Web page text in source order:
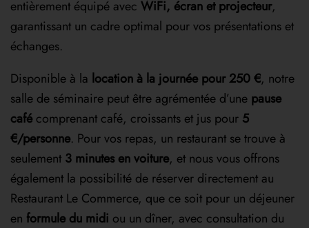
entièrement équipé avec WiFi, écran et projecteur,
garantissant un cadre optimal pour vos présentations et
échanges.
Disponible à la location à la journée pour 250 €, notre
salle de séminaire peut être agrémentée d’une pause
café comprenant café, croissants et jus pour 5
€/personne. Pour vos repas, un restaurant se trouve à
seulement 3 minutes en voiture, et nous vous offrons
également la possibilité de réserver directement au
Restaurant Le Commerce, que ce soit pour un déjeuner
en formule du midi ou un dîner, avec consultation du